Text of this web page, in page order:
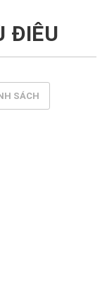
ĐIÊU
SÁCH